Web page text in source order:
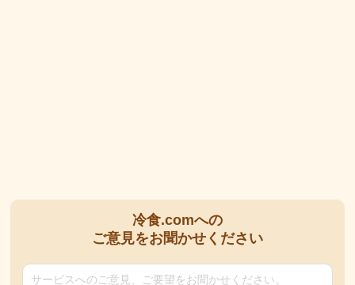
冷食.comへの
ご意見をお聞かせください